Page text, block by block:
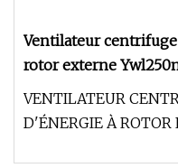
Ventilateur
rotor externe
VENTILATEUR
D'ÉNERGIE À